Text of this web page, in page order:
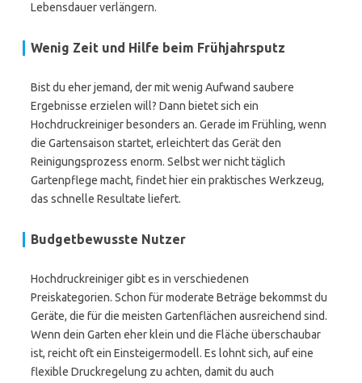
Lebensdauer verlängern.
Wenig Zeit und Hilfe beim Frühjahrsputz
Bist du eher jemand, der mit wenig Aufwand saubere
Ergebnisse erzielen will? Dann bietet sich ein
Hochdruckreiniger besonders an. Gerade im Frühling, wenn
die Gartensaison startet, erleichtert das Gerät den
Reinigungsprozess enorm. Selbst wer nicht täglich
Gartenpflege macht, findet hier ein praktisches Werkzeug,
das schnelle Resultate liefert.
Budgetbewusste Nutzer
Hochdruckreiniger gibt es in verschiedenen
Preiskategorien. Schon für moderate Beträge bekommst du
Geräte, die für die meisten Gartenflächen ausreichend sind.
Wenn dein Garten eher klein und die Fläche überschaubar
ist, reicht oft ein Einsteigermodell. Es lohnt sich, auf eine
flexible Druckregelung zu achten, damit du auch